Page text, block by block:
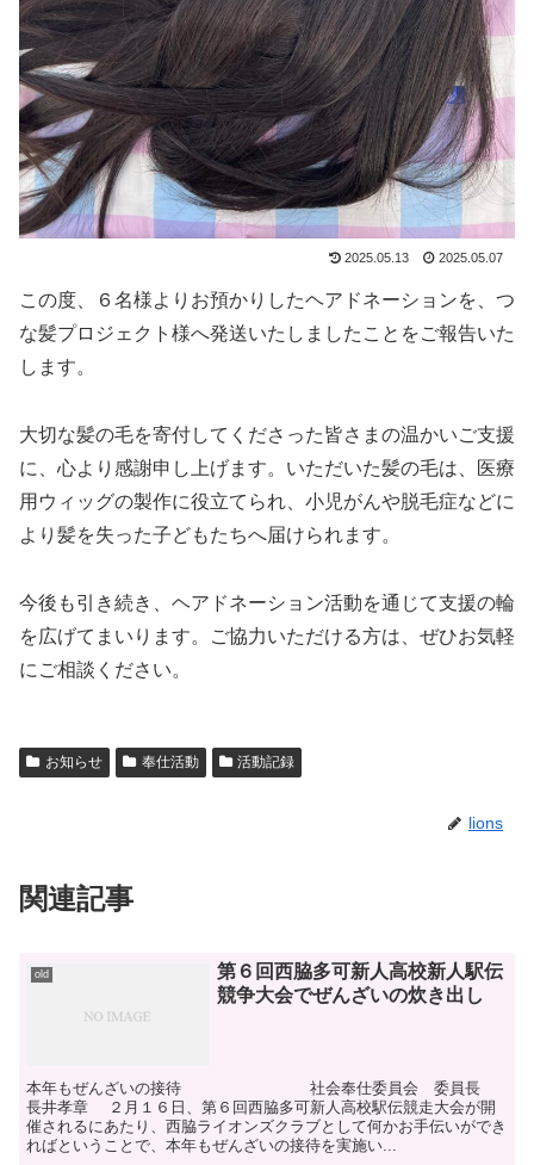
2025.05.13 2025.05.07
この度、６名様よりお預かりしたヘアドネーションを、つ
な髪プロジェクト様へ発送いたしましたことをご報告いた
します。
大切な髪の毛を寄付してくださった皆さまの温かいご支援
に、心より感謝申し上げます。いただいた髪の毛は、医療
用ウィッグの製作に役立てられ、小児がんや脱毛症などに
より髪を失った子どもたちへ届けられます。
今後も引き続き、ヘアドネーション活動を通じて支援の輪
を広げてまいります。ご協力いただける方は、ぜひお気軽
にご相談ください。
お知らせ 奉仕活動 活動記録
lions
関連記事
old
第６回西脇多可新人高校新人駅伝
競争大会でぜんざいの炊き出し
本年もぜんざいの接待 社会奉仕委員会 委員長
長井孝章 ２月１６日、第６回西脇多可新人高校駅伝競走大会が開
催されるにあたり、西脇ライオンズクラブとして何かお手伝いができ
ればということで、本年もぜんざいの接待を実施い...